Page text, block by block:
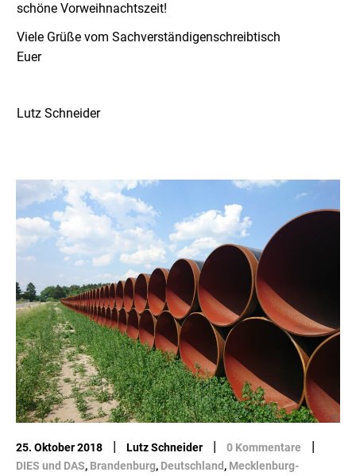
schöne Vorweihnachtszeit!
Viele Grüße vom Sachverständigenschreibtisch
Euer
Lutz Schneider
25. Oktober 2018 | Lutz Schneider | 0 Kommentare |
DIES und DAS, Brandenburg, Deutschland , Mecklenburg-